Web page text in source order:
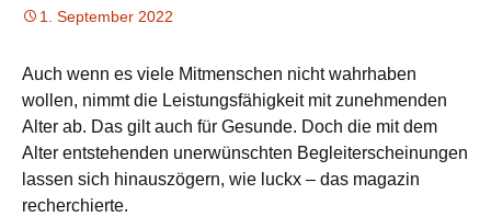
1. September 2022
Auch wenn es viele Mitmenschen nicht wahrhaben
wollen, nimmt die Leistungsfähigkeit mit zunehmenden
Alter ab. Das gilt auch für Gesunde. Doch die mit dem
Alter entstehenden unerwünschten Begleiterscheinungen
lassen sich hinauszögern, wie luckx – das magazin
recherchierte.